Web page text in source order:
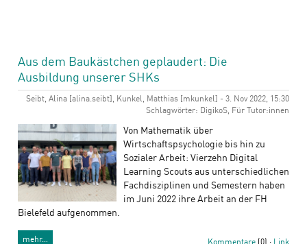
Aus dem Baukästchen geplaudert: Die
Ausbildung unserer SHKs
Seibt, Alina [alina.seibt], Kunkel, Matthias [mkunkel] - 3. Nov 2022, 15:30
Schlagwörter: DigikoS, Für Tutor:innen
Von Mathematik über
Wirtschaftspsychologie bis hin zu
Sozialer Arbeit: Vierzehn Digital
Learning Scouts aus unterschiedlichen
Fachdisziplinen und Semestern haben
im Juni 2022 ihre Arbeit an der FH
Bielefeld aufgenommen.
mehr…